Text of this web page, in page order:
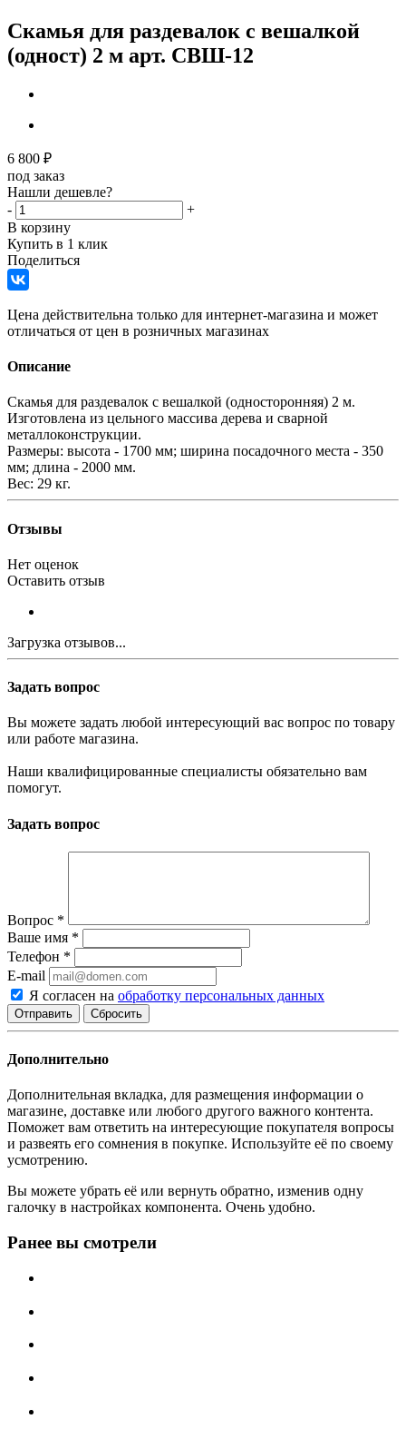
Скамья для раздевалок с вешалкой
(одност) 2 м арт. СВШ-12
6 800 ₽
под заказ
Нашли дешевле?
-
+
В корзину
Купить в 1 клик
Поделиться
Цена действительна только для интернет-магазина и может
отличаться от цен в розничных магазинах
Описание
Скамья для раздевалок с вешалкой (односторонняя) 2 м.
Изготовлена из цельного массива дерева и сварной
металлоконструкции.
Размеры: высота - 1700 мм; ширина посадочного места - 350
мм; длина - 2000 мм.
Вес: 29 кг.
Отзывы
Нет оценок
Оставить отзыв
Загрузка отзывов...
Задать вопрос
Вы можете задать любой интересующий вас вопрос по товару
или работе магазина.
Наши квалифицированные специалисты обязательно вам
помогут.
Задать вопрос
Вопрос *
Ваше имя *
Телефон *
E-mail
Я согласен на обработку персональных данных
Сбросить
Дополнительно
Дополнительная вкладка, для размещения информации о
магазине, доставке или любого другого важного контента.
Поможет вам ответить на интересующие покупателя вопросы
и развеять его сомнения в покупке. Используйте её по своему
усмотрению.
Вы можете убрать её или вернуть обратно, изменив одну
галочку в настройках компонента. Очень удобно.
Ранее вы смотрели